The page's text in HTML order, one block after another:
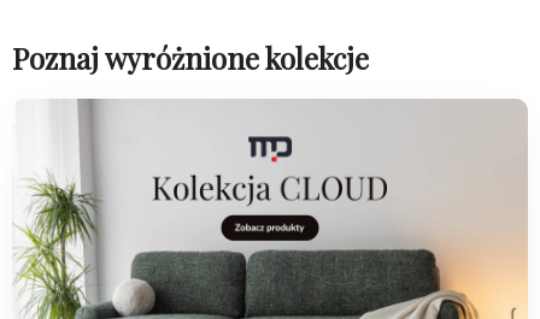
Poznaj wyróżnione kolekcje